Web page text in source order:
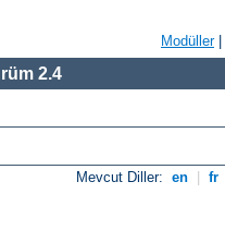
Modüller|
2.4
Mevcut Diller: en fr